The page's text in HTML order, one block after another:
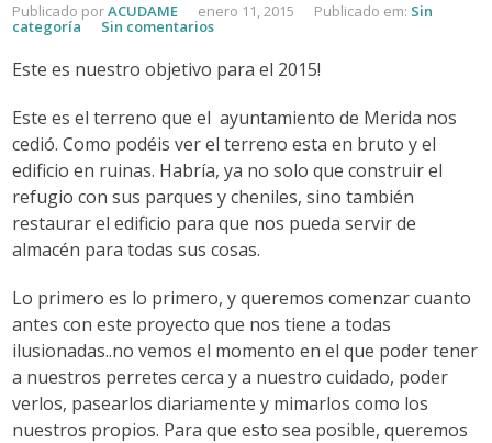
Publicado porACUDAME enero 11, 2015 Publicado em: Sin
categoría Sin comentarios
Este es nuestro objetivo para el 2015!
Este es el terreno que el ayuntamiento de Merida nos
cedió. Como podéis ver el terreno esta en bruto y el
edificio en ruinas. Habría, ya no solo que construir el
refugio con sus parques y cheniles, sino también
restaurar el edificio para que nos pueda servir de
almacén para todas sus cosas.
Lo primero es lo primero, y queremos comenzar cuanto
antes con este proyecto que nos tiene a todas
ilusionadas..no vemos el momento en el que poder tener
a nuestros perretes cerca y a nuestro cuidado, poder
verlos, pasearlos diariamente y mimarlos como los
nuestros propios. Para que esto sea posible, queremos